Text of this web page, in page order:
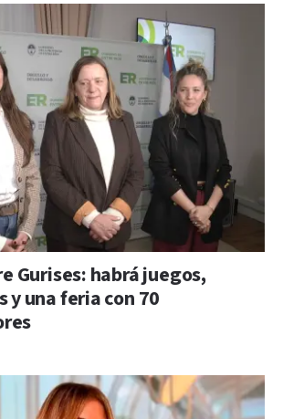
Gurises: habrá juegos,
y una feria con 70